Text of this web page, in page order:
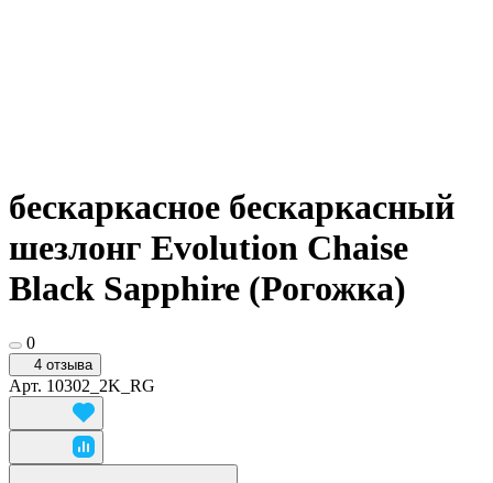
бескаркасное бескаркасный
шезлонг Evolution Chaise
Black Sapphire (Рогожка)
0
4 отзыва
Арт. 10302_2K_RG